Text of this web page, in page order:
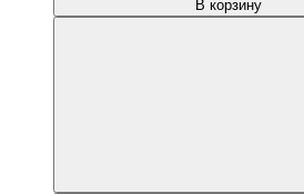
В корзину